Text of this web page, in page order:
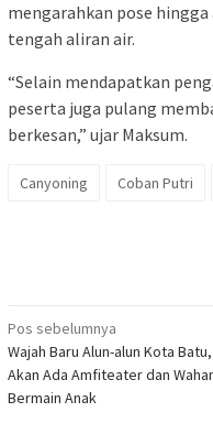
mengarahkan pose
tengah aliran air.
“Selain mendapatkan
peserta juga pulang
berkesan,” ujar Maksum.
Canyoning Coban Putri
Navigasi
pos
Pos sebelumnya
Wajah Baru Alun-alun Kota Batu,
Akan Ada Amfiteater dan
Bermain Anak